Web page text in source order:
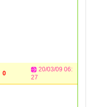
0
20/03/09 06:
27